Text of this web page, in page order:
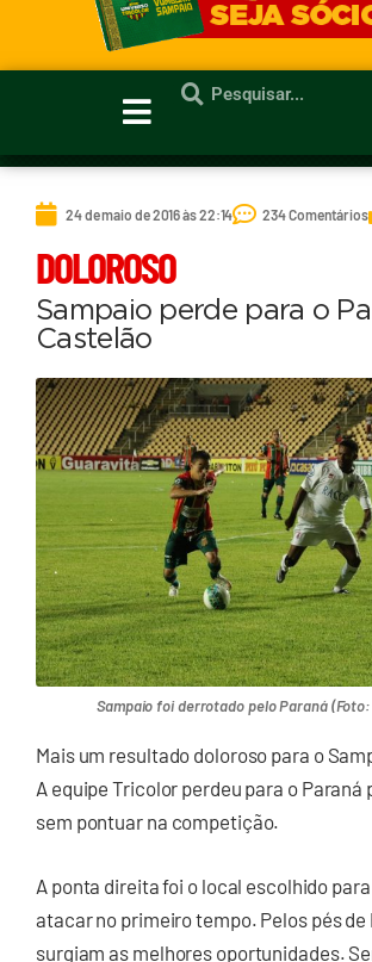
24 de maio de 2016 às 22:14 234 Comentários
DOLOROSO
Sampaio perde para o
Castelão
Sampaio foi derrotado pelo Paraná (Foto:
Mais um resultado doloroso para o
A equipe Tricolor perdeu para o Paraná
sem pontuar na competição.
A ponta direita foi o local escolhido
atacar no primeiro tempo. Pelos pés
surgiam as melhores oportunidades.